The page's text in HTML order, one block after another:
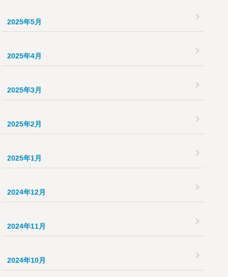
2025年5月
2025年4月
2025年3月
2025年2月
2025年1月
2024年12月
2024年11月
2024年10月